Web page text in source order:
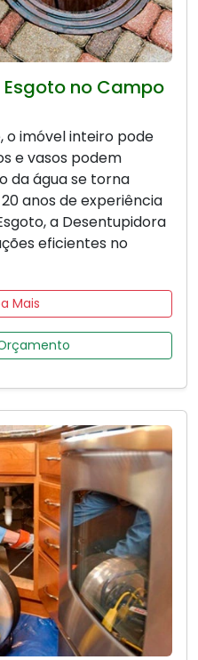
no Campo
o imóvel inteiro pode
e vasos podem
da água se torna
anos de experiência
a Desentupidora
eficientes no
Mais